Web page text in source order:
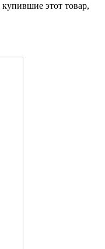
этот товар,